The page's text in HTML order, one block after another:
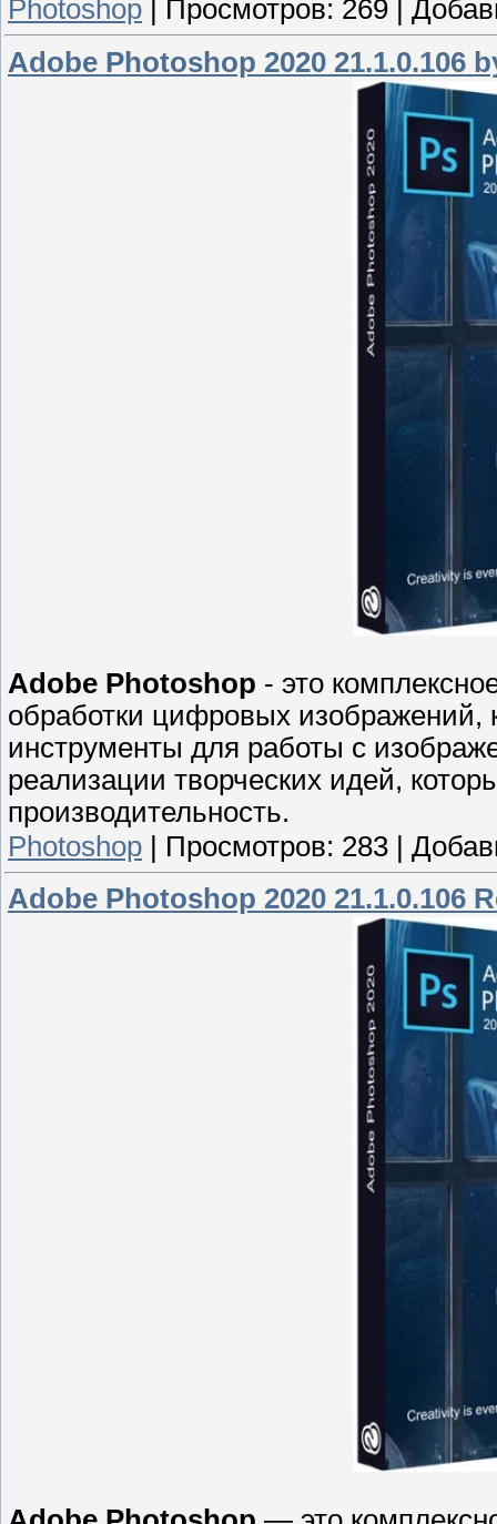
Photoshop Просмотров: 269
Adobe Photoshop 2020 21.1.0.106
Adobe Photoshop - это
обработки цифровых
инструменты для работы с
реализации творческих идей,
производительность.
Photoshop | Просмотров: 283 |
Adobe Photoshop 2020 21.1.0.106